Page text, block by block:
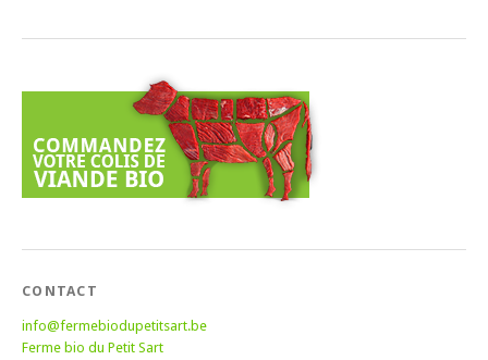
CONTACT
info@fermebiodupetitsart.be
Ferme bio du Petit Sart